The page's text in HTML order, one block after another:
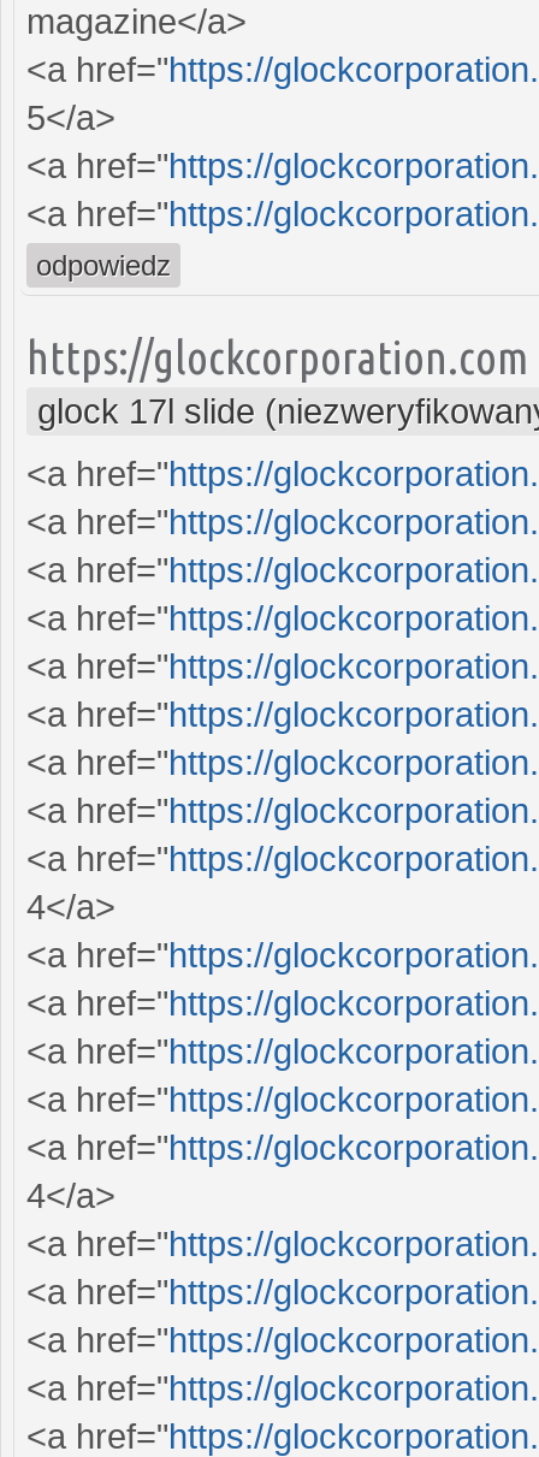
magazine</a>
<a href="https://
5</a>
<a href="https://
<a href="https://
odpowiedz
https://glockcorporation.com
glock 17l slide
<a href="https://
<a href="https://
<a href="https://
<a href="https://
<a href="https://
<a href="https://
<a href="https://
<a href="https://
<a href="https://
4</a>
<a href="https://
<a href="https://
<a href="https://
<a href="https://
<a href="https://
4</a>
<a href="https://
<a href="https://
<a href="https://
<a href="https://
<a href="https://